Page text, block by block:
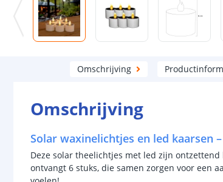
Omschrijving
Omschrijving
Solar waxinelichtjes en led kaarsen
Deze solar theelichtjes met led zijn
ontvangt 6 stuks, die samen zorgen voor een